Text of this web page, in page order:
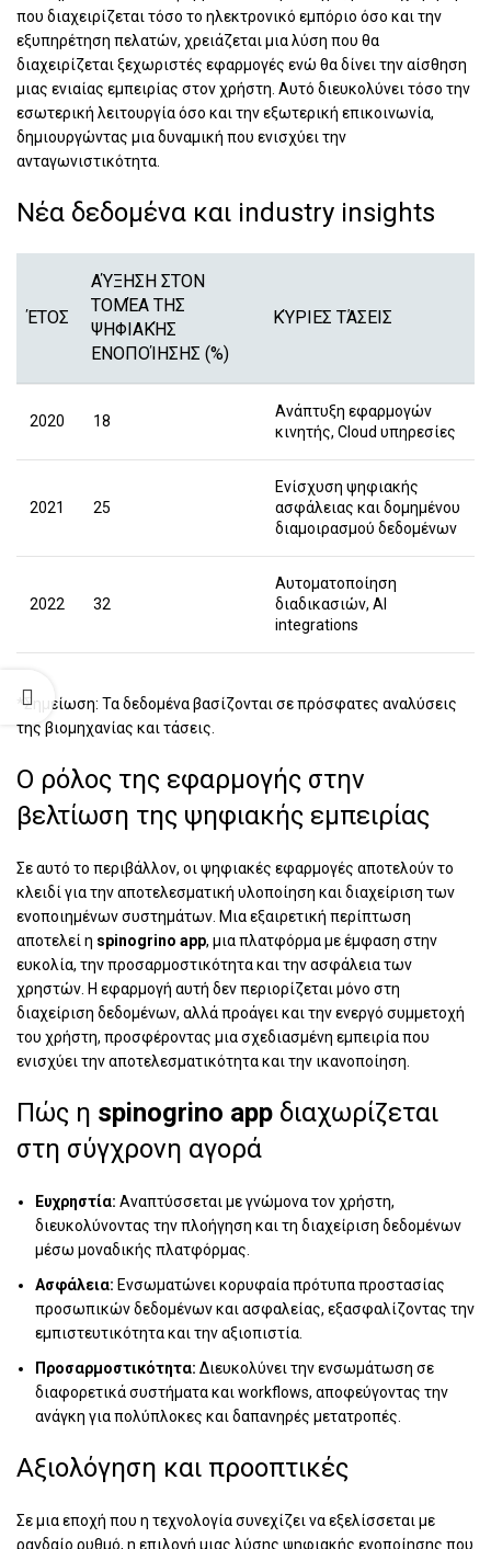
που διαχειρίζεται τόσο το ηλεκτρονικό εμπόριο όσο και την
εξυπηρέτηση πελατών, χρειάζεται μια λύση που θα
διαχειρίζεται ξεχωριστές εφαρμογές ενώ θα δίνει την αίσθηση
μιας ενιαίας εμπειρίας στον χρήστη. Αυτό διευκολύνει τόσο την
εσωτερική λειτουργία όσο και την εξωτερική επικοινωνία,
δημιουργώντας μια δυναμική που ενισχύει την
ανταγωνιστικότητα.
Νέα δεδομένα και industry insights
ΈΤΟΣ
ΑΎΞΗΣΗ ΣΤΟΝ
ΤΟΜΈΑ ΤΗΣ
ΨΗΦΙΑΚΉΣ
ΕΝΟΠΟΊΗΣΗΣ (%)
ΚΎΡΙΕΣ ΤΆΣΕΙΣ
2020 18
Ανάπτυξη εφαρμογών
κινητής, Cloud υπηρεσίες
2021 25
Ενίσχυση ψηφιακής
ασφάλειας και δομημένου
διαμοιρασμού δεδομένων
2022 32
Αυτοματοποίηση
διαδικασιών, AI
integrations
*Σημείωση: Τα δεδομένα βασίζονται σε πρόσφατες αναλύσεις
της βιομηχανίας και τάσεις.
Ο ρόλος της εφαρμογής στην
βελτίωση της ψηφιακής εμπειρίας
Σε αυτό το περιβάλλον, οι ψηφιακές εφαρμογές αποτελούν το
κλειδί για την αποτελεσματική υλοποίηση και διαχείριση των
ενοποιημένων συστημάτων. Μια εξαιρετική περίπτωση
αποτελεί η spinogrino app, μια πλατφόρμα με έμφαση στην
ευκολία, την προσαρμοστικότητα και την ασφάλεια των
χρηστών. Η εφαρμογή αυτή δεν περιορίζεται μόνο στη
διαχείριση δεδομένων, αλλά προάγει και την ενεργό συμμετοχή
του χρήστη, προσφέροντας μια σχεδιασμένη εμπειρία που
ενισχύει την αποτελεσματικότητα και την ικανοποίηση.
Πώς η spinogrino app διαχωρίζεται
στη σύγχρονη αγορά
Ευχρηστία: Αναπτύσσεται με γνώμονα τον χρήστη,
διευκολύνοντας την πλοήγηση και τη διαχείριση δεδομένων
μέσω μοναδικής πλατφόρμας.
Ασφάλεια: Ενσωματώνει κορυφαία πρότυπα προστασίας
προσωπικών δεδομένων και ασφαλείας, εξασφαλίζοντας την
εμπιστευτικότητα και την αξιοπιστία.
Προσαρμοστικότητα: Διευκολύνει την ενσωμάτωση σε
διαφορετικά συστήματα και workflows, αποφεύγοντας την
ανάγκη για πολύπλοκες και δαπανηρές μετατροπές.
Αξιολόγηση και προοπτικές
Σε μια εποχή που η τεχνολογία συνεχίζει να εξελίσσεται με
ραγδαίο ρυθμό, η επιλογή μιας λύσης ψηφιακής ενοποίησης που